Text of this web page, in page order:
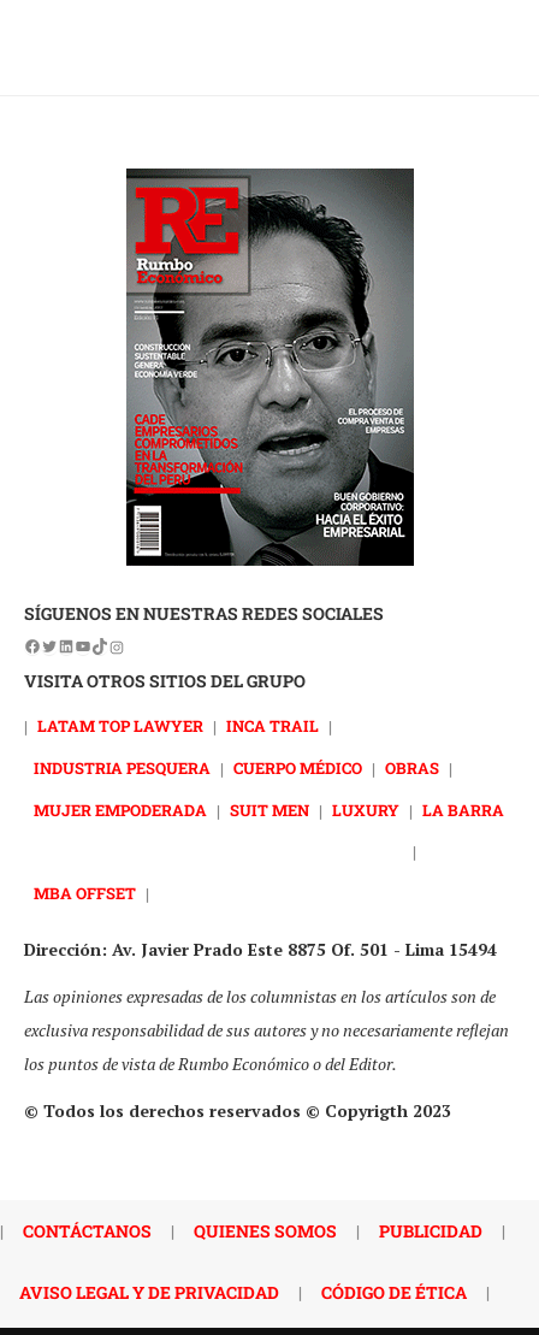
SÍGUENOS EN NUESTRAS REDES SOCIALES
VISITA OTROS SITIOS DEL GRUPO
| LATAM TOP LAWYER | INCA TRAIL |
INDUSTRIA PESQUERA | CUERPO MÉDICO | OBRAS |
MUJER EMPODERADA | SUIT MEN | LUXURY | LA BARRA
|
MBA OFFSET |
Dirección: Av. Javier Prado Este 8875 Of. 501 - Lima 15494
Las opiniones expresadas de los columnistas en los artículos son de
exclusiva responsabilidad de sus autores y no necesariamente reflejan
los puntos de vista de Rumbo Económico o del Editor.
© Todos los derechos reservados © Copyrigth 2023
| CONTÁCTANOS | QUIENES SOMOS | PUBLICIDAD |
AVISO LEGAL Y DE PRIVACIDAD | CÓDIGO DE ÉTICA |